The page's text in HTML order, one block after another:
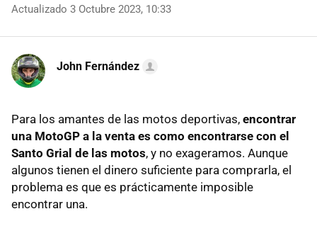
Actualizado 3 Octubre 2023, 10:33
John Fernández
Para los amantes de las motos deportivas, encontrar
una MotoGP a la venta es como encontrarse con el
Santo Grial de las motos, y no exageramos. Aunque
algunos tienen el dinero suficiente para comprarla, el
problema es que es prácticamente imposible
encontrar una.